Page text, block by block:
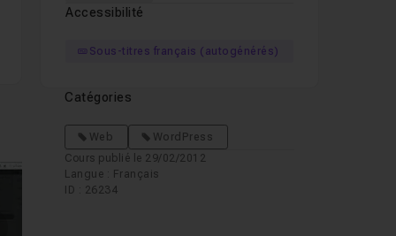
Accessibilité
Sous-titres français (autogénérés)
Catégories
Web
WordPress
Cours publié le 29/02/2012
Langue : Français
ID : 26234